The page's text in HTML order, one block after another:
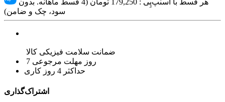
هر قسط با اسنپ‌پِی : 179,250
تومان (4 قسط ماهانه. بدون
سود، چک و ضامن)
ضمانت سلامت فیزیکی کالا
7 روز مهلت مرجوعی
حداکثر 4 روز کاری
اشتراک‌گذاری